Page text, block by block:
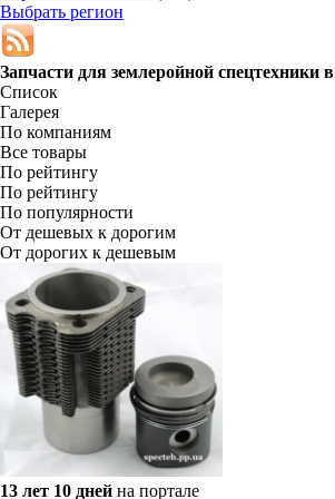
Выбрать регион
Запчасти для землеройной спецтехники в
Список
Галерея
По компаниям
Все товары
По рейтингу
По рейтингу
По популярности
От дешевых к дорогим
От дорогих к дешевым
13 лет 10 дней на портале